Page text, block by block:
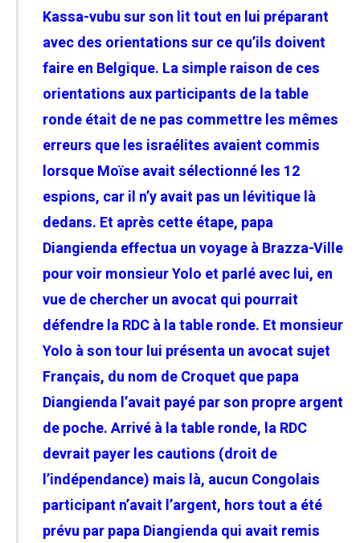
Kassa-vubu sur son lit tout en lui préparant
avec des orientations sur ce qu’ils doivent
faire en Belgique. La simple raison de ces
orientations aux participants de la table
ronde était de ne pas commettre les mêmes
erreurs que les israélites avaient commis
lorsque Moïse avait sélectionné les 12
espions, car il n’y avait pas un lévitique là
dedans. Et après cette étape, papa
Diangienda effectua un voyage à Brazza-Ville
pour voir monsieur Yolo et parlé avec lui, en
vue de chercher un avocat qui pourrait
défendre la RDC à la table ronde. Et monsieur
Yolo à son tour lui présenta un avocat sujet
Français, du nom de Croquet que papa
Diangienda l’avait payé par son propre argent
de poche. Arrivé à la table ronde, la RDC
devrait payer les cautions (droit de
l’indépendance) mais là, aucun Congolais
participant n’avait l’argent, hors tout a été
prévu par papa Diangienda qui avait remis